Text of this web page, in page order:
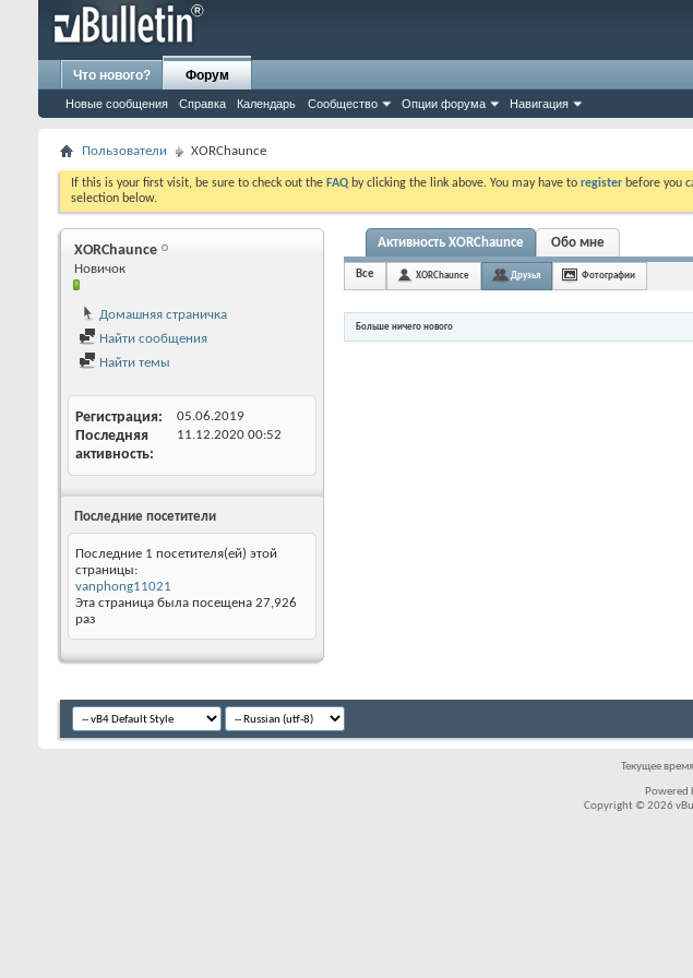
Что нового? Форум
Новые сообщения Справка Календарь Сообщество Опции форума Навигация
Пользователи XORChaunce
If this is your first visit, be sure to check out the FAQ by clicking the link above. You may have to register before you
selection below.
XORChaunce
Новичок
Домашняя страничка
Найти сообщения
Найти темы
Регистрация 05.06.2019
Последняя
активность
11.12.2020 00:52
Последние посетители
Последние 1 посетителя(ей) этой
страницы:
vanphong11021
Эта страница была посещена 27,926
раз
Активность XORChaunce Обо мне
Все XORChaunce Друзья Фотографии
Больше ничего нового
Текущее
Powered
Copyright © 2026